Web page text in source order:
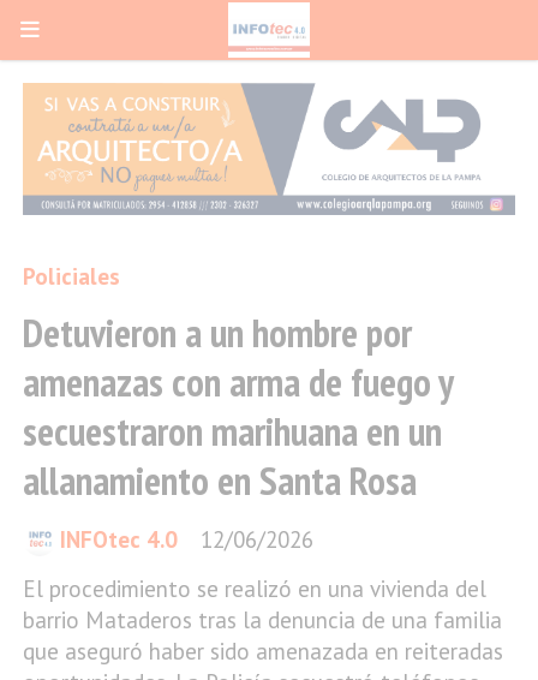
Detuvieron a un hombre por
amenazas con arma de fuego y
secuestraron marihuana en un
allanamiento en Santa Rosa
El procedimiento se realizó en una vivienda del
barrio Mataderos tras la denuncia de una familia
que aseguró haber sido amenazada en reiteradas
Policiales
12/06/2026
INFOtec 4.0